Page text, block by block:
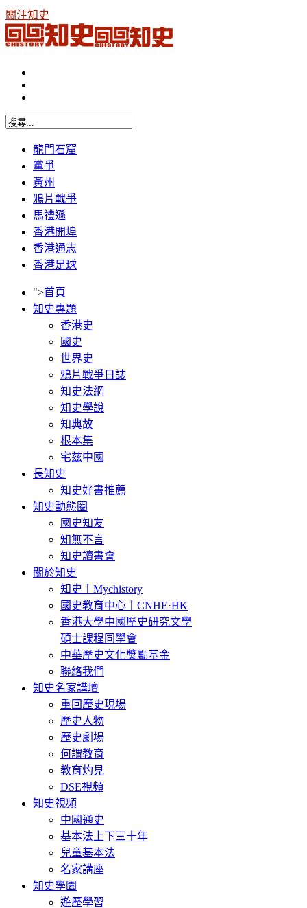
關注知史
龍門石窟
黨爭
黃州
鴉片戰爭
馬禮遜
香港開埠
香港通志
香港足球
">首頁
知史專題
香港史
國史
世界史
鴉片戰爭日誌
知史法網
知史學說
知典故
根本集
宅兹中國
長知史
知史好書推薦
知史動態圈
國史知友
知無不言
知史讀書會
關於知史
知史丨Mychistory
國史教育中心丨CNHE·HK
香港大學中國歷史研究文學
碩士課程同學會
中華歷史文化獎勵基金
聯絡我們
知史名家講壇
重回歷史現場
歷史人物
歷史劇場
何謂教育
教育灼見
DSE視頻
知史視頻
中國通史
基本法上下三十年
兒童基本法
名家講座
知史學園
遊歷學習